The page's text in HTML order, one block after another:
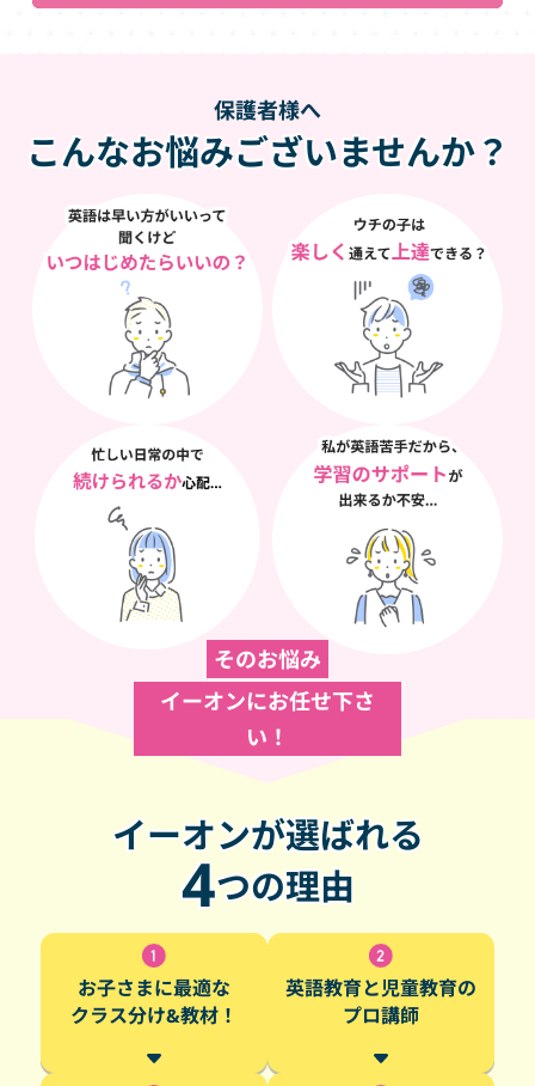
保護者様へ
こんなお悩みございませんか？
そのお悩み
イーオンにお任せ下さ
い！
イーオンが選ばれる
4つの理由
お子さまに最適な
クラス分け&教材！
英語教育と児童教育の
プロ講師